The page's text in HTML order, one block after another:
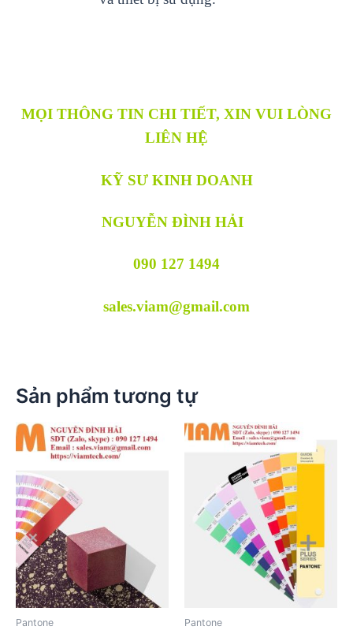
MỌI THÔNG TIN CHI TIẾT, XIN VUI LÒNG
LIÊN HỆ
KỸ SƯ KINH DOANH
NGUYỄN ĐÌNH HẢI
090 127 1494
sales.viam@gmail.com
Sản phẩm tương tự
Pantone Pantone